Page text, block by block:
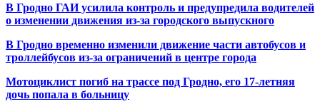
В Гродно ГАИ усилила контроль и предупредила водителей
о изменении движения из-за городского выпускного
В Гродно временно изменили движение части автобусов и
троллейбусов из-за ограничений в центре города
Мотоциклист погиб на трассе под Гродно, его 17-летняя
дочь попала в больницу